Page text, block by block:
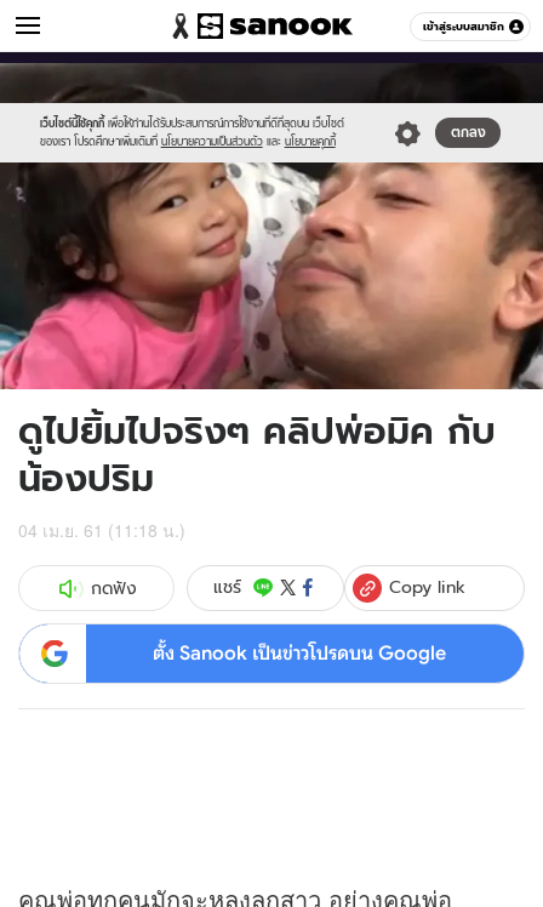
เข้าสู่ระบบสมาชิก
ข่าวบันเทิง หมวดอื่นๆ
เว็บไซต์นี้ใช้คุกกี้ เพื่อให้ท่านได้รับประสบการณ์การใช้งานที่ดีที่สุดบน เว็บไซต์
ของเรา โปรดศึกษาเพิ่มเติมที่ นโยบายความเป็นส่วนตัว และ นโยบายคุกกี้
ตกลง
Sanook
//s.isanook.com/sr/0/images/logo-
new-
sanook.png
600
60
//s.isanook.com/ns/0/ud/1326/6634110/6634110-
thumbnail.jpg
ดูไปยิ้มไปจริงๆ คลิปพ่อมิค กับ
น้องปริม
04 เม.ย. 61 (11:18 น.)
กดฟัง แชร์ Copy link
ตั้ง Sanook เป็นข่าวโปรดบน Google
คุณพ่อทุกคนมักจะหลงลูกสาว อย่างคุณพ่อ